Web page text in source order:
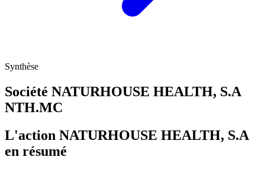
Synthèse
Société NATURHOUSE HEALTH, S.A
NTH.MC
L'action NATURHOUSE HEALTH, S.A
en résumé